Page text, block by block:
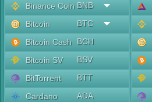
Binance Coin BNB
Bitcoin
BTC
Bitcoin Cash
BCH
Bitcoin SV
BSV
BitTorrent
BTT
Cardano
ADA